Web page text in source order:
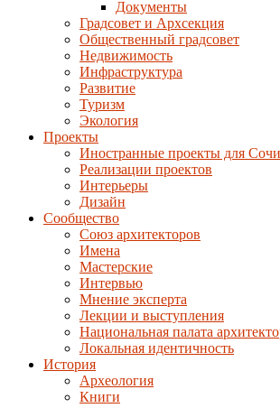
Документы
Градсовет и Архсекция
Общественный градсовет
Недвижимость
Инфраструктура
Развитие
Туризм
Экология
Проекты
Иностранные проекты для Сочи
Реализации проектов
Интерьеры
Дизайн
Сообщество
Союз архитекторов
Имена
Мастерские
Интервью
Мнение эксперта
Лекции и выступления
Национальная палата
Локальная идентичность
История
Археология
Книги